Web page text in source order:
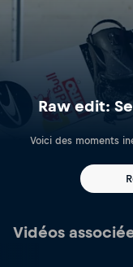
Raw edit:
Voici des moments
Vidéos